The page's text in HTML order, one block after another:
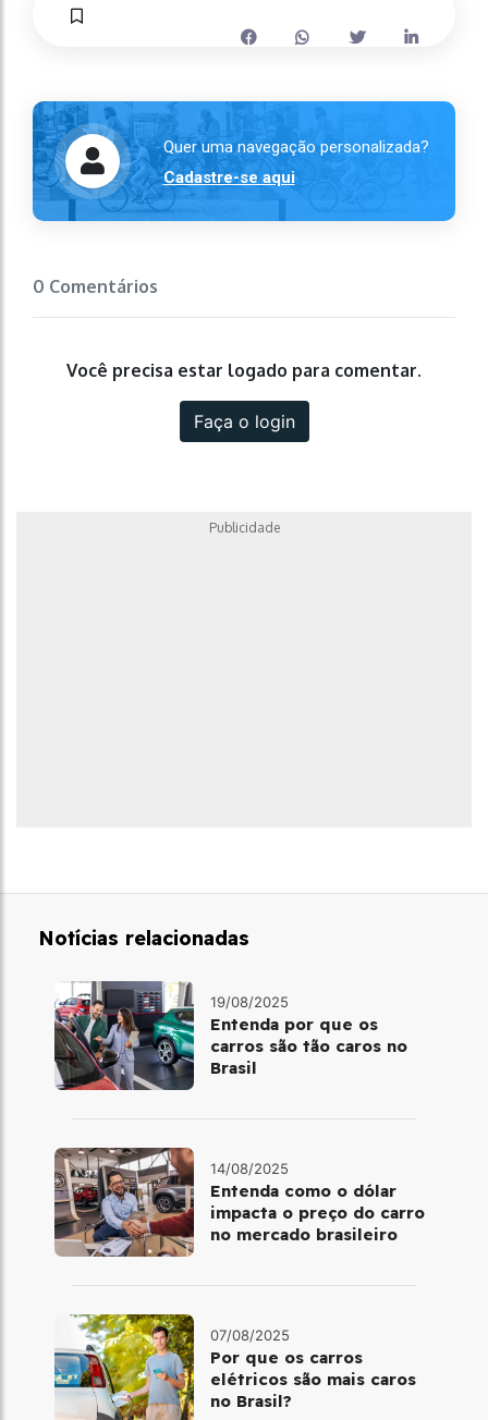
Quer uma navegação personalizada?
Cadastre-se aqui
0 Comentários
Você precisa estar logado para comentar.
Faça o login
Publicidade
Notícias relacionadas
19/08/2025
Entenda por que os
carros são tão caros no
Brasil
14/08/2025
Entenda como o dólar
impacta o preço do carro
no mercado brasileiro
07/08/2025
Por que os carros
elétricos são mais caros
no Brasil?